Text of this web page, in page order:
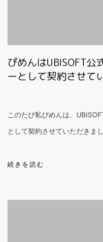
ぴめんはUBISOFT公
ーとして契約させて
このたび私ぴめんは、
として契約させていただきまし
続きを読む